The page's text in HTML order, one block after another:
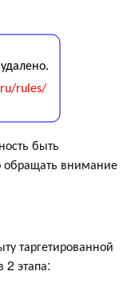
быть
обращать внимание
таргетированной
2 этапа: